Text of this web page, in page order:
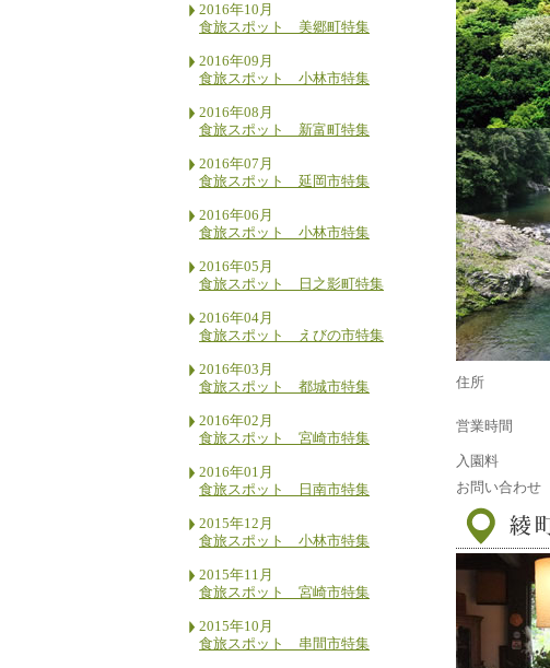
2016年10月
食旅スポット 美郷町特集
2016年09月
食旅スポット 小林市特集
2016年08月
食旅スポット 新富町特集
2016年07月
食旅スポット 延岡市特集
2016年06月
食旅スポット 小林市特集
2016年05月
食旅スポット 日之影町特集
2016年04月
食旅スポット えびの市特集
2016年03月
食旅スポット 都城市特集
2016年02月
食旅スポット 宮崎市特集
2016年01月
食旅スポット 日南市特集
2015年12月
食旅スポット 小林市特集
2015年11月
食旅スポット 宮崎市特集
2015年10月
食旅スポット 串間市特集
住所
営業時間
入園料
お問い合わせ